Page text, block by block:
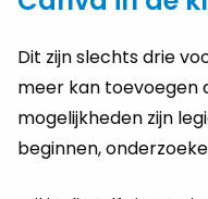
Dit zijn slechts drie
meer kan toevoegen
mogelijkheden zijn
beginnen,